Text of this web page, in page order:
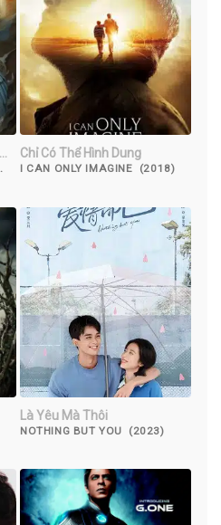
Chỉ Có Thể Hình Dung
I CAN ONLY IMAGINE (2018)
Là Yêu Mà Thôi
NOTHING BUT YOU (2023)